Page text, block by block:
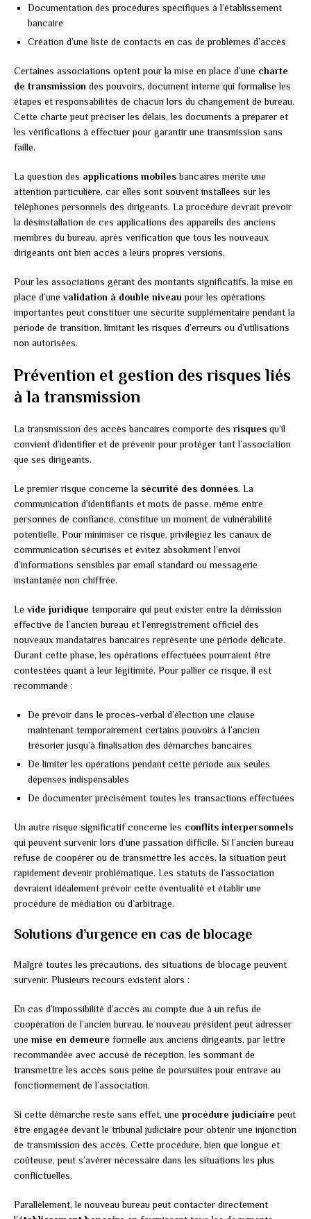
Documentation des procédures spécifiques à l’établissement
bancaire
Création d’une liste de contacts en cas de problèmes d’accès
Certaines associations optent pour la mise en place d’une charte
de transmission des pouvoirs, document interne qui formalise les
étapes et responsabilités de chacun lors du changement de bureau.
Cette charte peut préciser les délais, les documents à préparer et
les vérifications à effectuer pour garantir une transmission sans
faille.
La question des applications mobilesbancaires mérite une
attention particulière, car elles sont souvent installées sur les
téléphones personnels des dirigeants. La procédure devrait prévoir
la désinstallation de ces applications des appareils des anciens
membres du bureau, après vérification que tous les nouveaux
dirigeants ont bien accès à leurs propres versions.
Pour les associations gérant des montants significatifs, la mise en
place d’une validation à double niveau pour les opérations
importantes peut constituer une sécurité supplémentaire pendant la
période de transition, limitant les risques d’erreurs ou d’utilisations
non autorisées.
Prévention et gestion des risques liés
à la transmission
La transmission des accès bancaires comporte des risques qu’il
convient d’identifier et de prévenir pour protéger tant l’association
que ses dirigeants.
Le premier risque concerne la sécurité des données. La
communication d’identifiants et mots de passe, même entre
personnes de confiance, constitue un moment de vulnérabilité
potentielle. Pour minimiser ce risque, privilégiez les canaux de
communication sécurisés et évitez absolument l’envoi
d’informations sensibles par email standard ou messagerie
instantanée non chiffrée.
Le vide juridique temporaire qui peut exister entre la démission
effective de l’ancien bureau et l’enregistrement officiel des
nouveaux mandataires bancaires représente une période délicate.
Durant cette phase, les opérations effectuées pourraient être
contestées quant à leur légitimité. Pour pallier ce risque, il est
recommandé :
De prévoir dans le procès-verbal d’élection une clause
maintenant temporairement certains pouvoirs à l’ancien
trésorier jusqu’à finalisation des démarches bancaires
De limiter les opérations pendant cette période aux seules
dépenses indispensables
De documenter précisément toutes les transactions effectuées
Un autre risque significatif concerne les conflits interpersonnels
qui peuvent survenir lors d’une passation difficile. Si l’ancien bureau
refuse de coopérer ou de transmettre les accès, la situation peut
rapidement devenir problématique. Les statuts de l’association
devraient idéalement prévoir cette éventualité et établir une
procédure de médiation ou d’arbitrage.
Solutions d’urgence en cas de blocage
Malgré toutes les précautions, des situations de blocage peuvent
survenir. Plusieurs recours existent alors :
En cas d’impossibilité d’accès au compte due à un refus de
coopération de l’ancien bureau, le nouveau président peut adresser
une mise en demeure formelle aux anciens dirigeants, par lettre
recommandée avec accusé de réception, les sommant de
transmettre les accès sous peine de poursuites pour entrave au
fonctionnement de l’association.
Si cette démarche reste sans effet, une procédure judiciaire peut
être engagée devant le tribunal judiciaire pour obtenir une injonction
de transmission des accès. Cette procédure, bien que longue et
coûteuse, peut s’avérer nécessaire dans les situations les plus
conflictuelles.
Parallèlement, le nouveau bureau peut contacter directement